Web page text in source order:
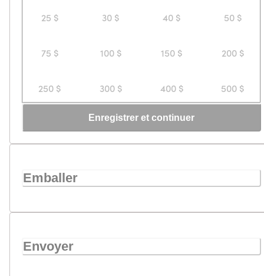
25 $ 30 $ 40 $ 50 $
75 $ 100 $ 150 $ 200 $
250 $ 300 $ 400 $ 500 $
Enregistrer et continuer
Emballer
Envoyer